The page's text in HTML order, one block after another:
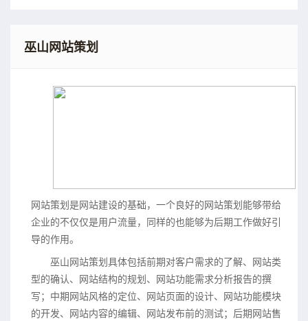
巫山网站策划
网站策划是网站建设的基础，一个良好的网站策划能够带给
企业的不仅仅是用户流量，同样的也能够为后期工作做好引
导的作用。
巫山网站策划具体包括前期对客户需求的了解、网站类
型的确认、网站结构的规划、网站功能需求分析报告的撰
写；中期网站风格的定位、网站页面的设计、网站功能模块
的开发、网站内容的编辑、网站发布前的测试；后期网站售